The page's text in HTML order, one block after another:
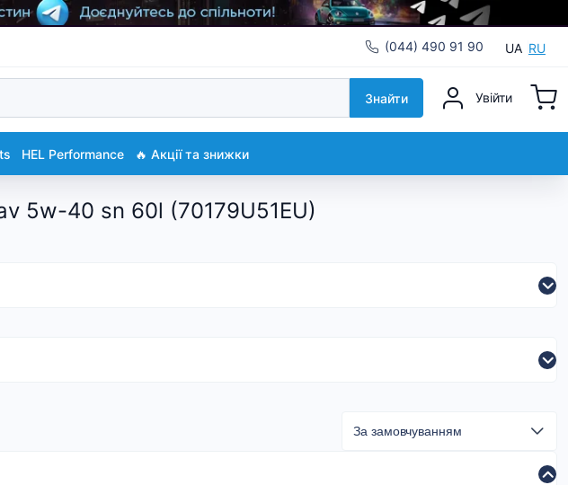
(044) 490 91 90 UA RU
Знайти Увійти
HEL Performance 🔥 Акції та знижки
5w-40 sn 60l (70179U51EU)